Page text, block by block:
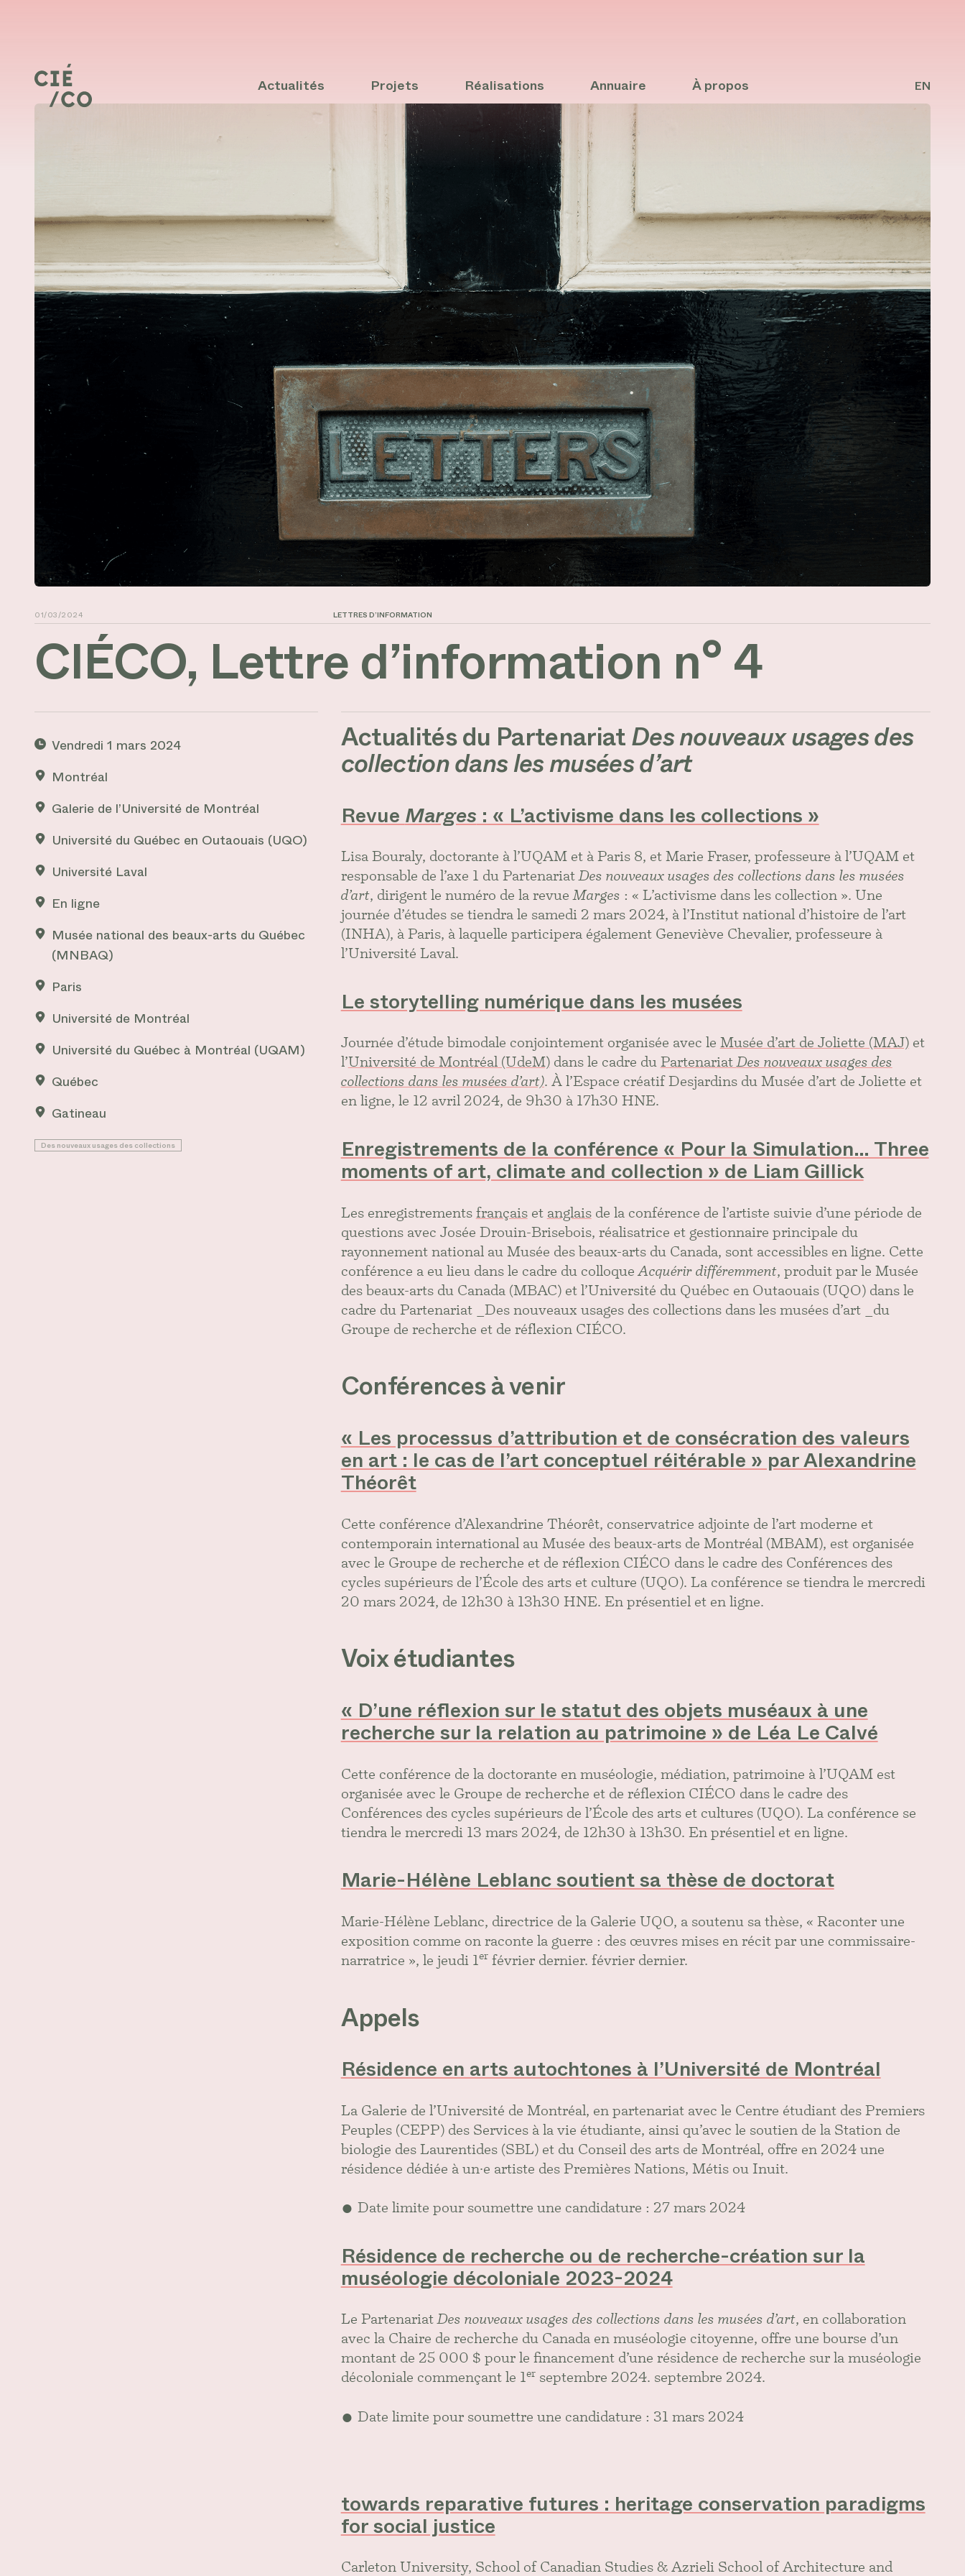
Actualités Projets Réalisations Annuaire À propos EN
Gemma Evans, Unsplash, 2016
01/03/2024 LETTRES D’INFORMATION
CIÉCO, Lettre d’information n° 4
Vendredi 1 mars 2024
Montréal
Galerie de l’Université de Montréal
Université du Québec en Outaouais (UQO)
Université Laval
En ligne
Musée national des beaux-arts du Québec
(MNBAQ)
Paris
Université de Montréal
Université du Québec à Montréal (UQAM)
Québec
Gatineau
Des nouveaux usages des collections
Actualités du PartenariatDes nouveaux usages des
collection dans les musées d’art
Revue Marges : « L’activisme dans les collections »
Lisa Bouraly, doctorante à l’UQAM et à Paris 8, et Marie Fraser, professeure à l’UQAM et
responsable de l’axe 1 du PartenariatDes nouveaux usages des collections dans les musées
d’art, dirigent le numéro de la revueMarges : « L’activisme dans les collection ». Une
journée d’études se tiendra le samedi 2 mars 2024, à l’Institut national d’histoire de l’art
(INHA), à Paris, à laquelle participera également Geneviève Chevalier, professeure à
l’Université Laval.
Le storytelling numérique dans les musées
Journée d’étude bimodale conjointement organisée avec le Musée d’art de Joliette (MAJ)et
l’Université de Montréal (UdeM)dans le cadre du PartenariatDes nouveaux usages des
collections dans les musées d’art). À l’Espace créatif Desjardins du Musée d’art de Joliette et
en ligne, le 12 avril 2024, de 9h30 à 17h30 HNE.
Enregistrements de la conférence « Pour la Simulation… Three
moments of art, climate and collection » de Liam Gillick
Les enregistrements françaiset anglaisde la conférence de l’artiste suivie d’une période de
questions avec Josée Drouin-Brisebois, réalisatrice et gestionnaire principale du
rayonnement national au Musée des beaux-arts du Canada, sont accessibles en ligne. Cette
conférence a eu lieu dans le cadre du colloque Acquérir différemment, produit par le Musée
des beaux-arts du Canada (MBAC) et l’Université du Québec en Outaouais (UQO) dans le
cadre du Partenariat _Des nouveaux usages des collections dans les musées d’art _du
Groupe de recherche et de réflexion CIÉCO.
Conférences à venir
« Les processus d’attribution et de consécration des valeurs
en art : le cas de l’art conceptuel réitérable » par Alexandrine
Théorêt
Cette conférence d’Alexandrine Théorêt, conservatrice adjointe de l’art moderne et
contemporain international au Musée des beaux-arts de Montréal (MBAM), est organisée
avec le Groupe de recherche et de réflexion CIÉCO dans le cadre des Conférences des
cycles supérieurs de l’École des arts et culture (UQO). La conférence se tiendra le mercredi
20 mars 2024, de 12h30 à 13h30 HNE. En présentiel et en ligne.
Voix étudiantes
« D’une réflexion sur le statut des objets muséaux à une
recherche sur la relation au patrimoine » de Léa Le Calvé
Cette conférence de la doctorante en muséologie, médiation, patrimoine à l’UQAM est
organisée avec le Groupe de recherche et de réflexion CIÉCO dans le cadre des
Conférences des cycles supérieurs de l’École des arts et cultures (UQO). La conférence se
tiendra le mercredi 13 mars 2024, de 12h30 à 13h30. En présentiel et en ligne.
Marie-Hélène Leblanc soutient sa thèse de doctorat
Marie-Hélène Leblanc, directrice de la Galerie UQO, a soutenu sa thèse, « Raconter une
exposition comme on raconte la guerre : des œuvres mises en récit par une commissaire-
narratrice », le jeudi 1erfévrier dernier. février dernier.
Appels
Résidence en arts autochtones à l’Université de Montréal
La Galerie de l’Université de Montréal, en partenariat avec le Centre étudiant des Premiers
Peuples (CEPP) des Services à la vie étudiante, ainsi qu’avec le soutien de la Station de
biologie des Laurentides (SBL) et du Conseil des arts de Montréal, offre en 2024 une
résidence dédiée à un·e artiste des Premières Nations, Métis ou Inuit.
Date limite pour soumettre une candidature : 27 mars 2024
Résidence de recherche ou de recherche-création sur la
muséologie décoloniale 2023-2024
Le PartenariatDes nouveaux usages des collections dans les musées d’art, en collaboration
avec la Chaire de recherche du Canada en muséologie citoyenne, offre une bourse d’un
montant de 25 000 $ pour le financement d’une résidence de recherche sur la muséologie
décoloniale commençant le 1erseptembre 2024. septembre 2024.
Date limite pour soumettre une candidature : 31 mars 2024
towards reparative futures : heritage conservation paradigms
for social justice
Carleton University, School of Canadian Studies & Azrieli School of Architecture and